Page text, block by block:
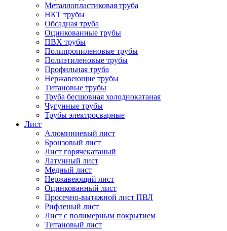
Металлопластиковая труба
НКТ трубы
Обсадная труба
Оцинкованные трубы
ПВХ трубы
Полипропиленовые трубы
Полиэтиленовые трубы
Профильная труба
Нержавеющие трубы
Титановые трубы
Труба бесшовная холоднокатаная
Чугунные трубы
Трубы электросварные
Лист
Алюминиевый лист
Бронзовый лист
Лист горячекатаный
Латунный лист
Медный лист
Нержавеющий лист
Оцинкованный лист
Просечно-вытяжной лист ПВЛ
Рифленый лист
Лист с полимерным покрытием
Титановый лист